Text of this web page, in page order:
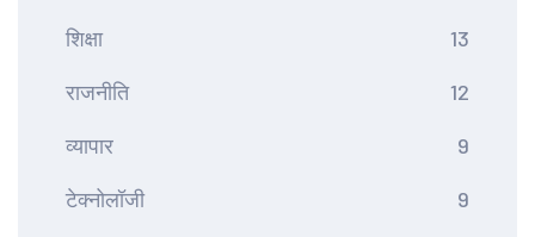
शिक्षा 13
राजनीति 12
व्यापार 9
टेक्नोलॉजी 9